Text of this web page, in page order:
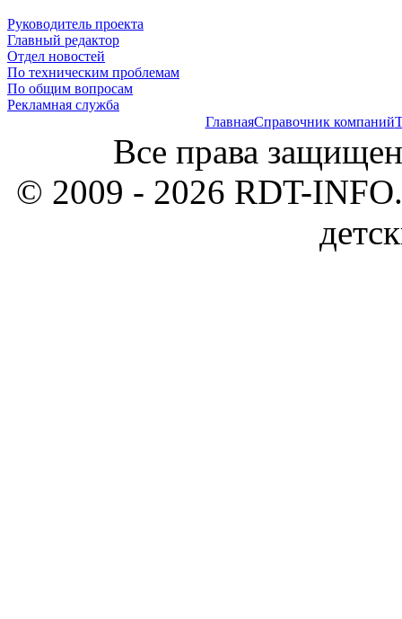
Руководитель проекта
Главный редактор
Отдел новостей
По техническим проблемам
По общим вопросам
Рекламная служба
ГлавнаяСправочник компаний
Все права
© 2009 - 2026 RDT-